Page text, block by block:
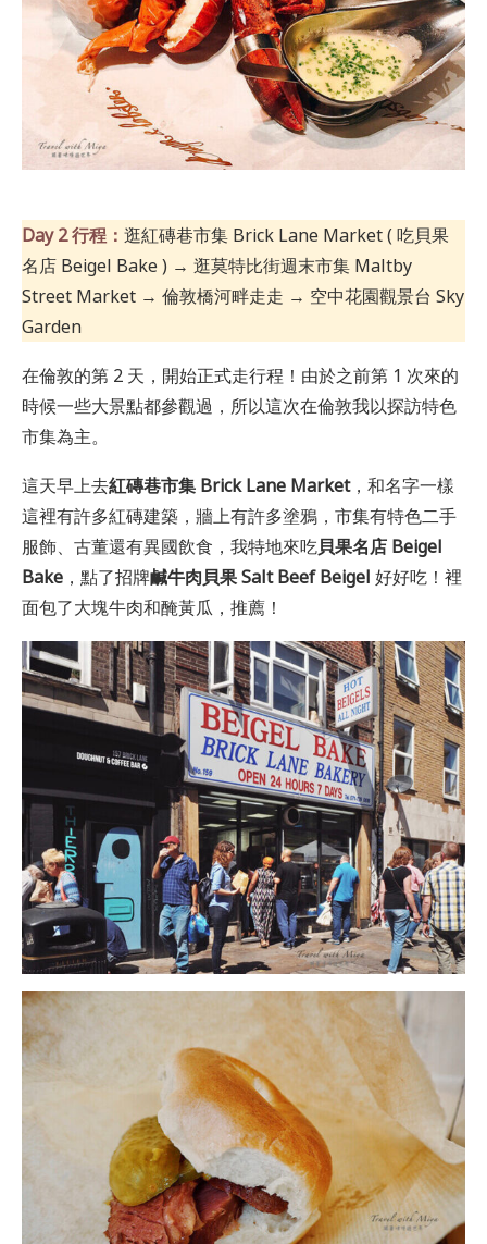
Day 2 行程： 逛紅磚巷市集 Brick Lane Market ( 吃貝果
名店 Beigel Bake ) → 逛莫特比街週末市集 Maltby
Street Market → 倫敦橋河畔走走 → 空中花園觀景台 Sky
Garden
在倫敦的第 2 天，開始正式走行程！由於之前第 1 次來的
時候一些大景點都參觀過，所以這次在倫敦我以探訪特色
市集為主。
這天早上去紅磚巷市集 Brick Lane Market，和名字一樣
這裡有許多紅磚建築，牆上有許多塗鴉，市集有特色二手
服飾、古董還有異國飲食，我特地來吃貝果名店 Beigel
Bake ，點了招牌鹹牛肉貝果 Salt Beef Beigel 好好吃 ！裡
面包了大塊牛肉和醃黃瓜，推薦！